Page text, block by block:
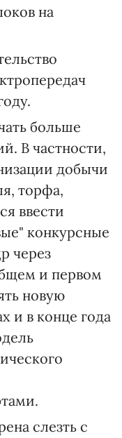
на
больше
В частности,
добычи
торфа,
ввести
конкурсные
через
и первом
новую
и в конце года
слезть с